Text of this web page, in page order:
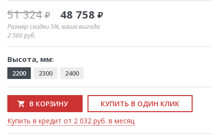
51 324 48 758
Размер скидки 5%, ваша выгода
2 566руб.
Высота, мм:
2200 2300 2400
В КОРЗИНУ
КУПИТЬ В ОДИН КЛИК
Купить в кредит от 2 032 руб. в месяц